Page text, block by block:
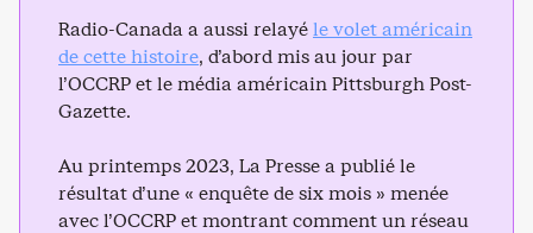
Radio-Canada a aussi relayéle volet américain
de cette histoire, d’abord mis au jour par
l’OCCRP et le média américain Pittsburgh Post-
Gazette.
Au printemps 2023, La Presse a publié le
résultat d’une « enquête de six mois » menée
avec l’OCCRP et montrant comment un réseau